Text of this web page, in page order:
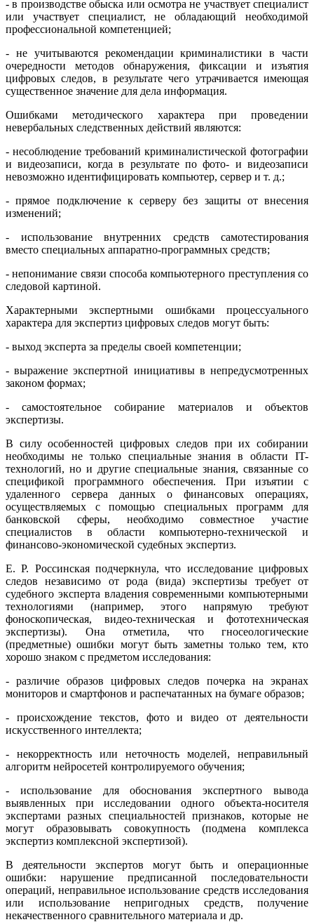
- в производстве обыска или осмотра не участвует специалист
или участвует специалист, не обладающий необходимой
профессиональной компетенцией;
- не учитываются рекомендации криминалистики в части
очередности методов обнаружения, фиксации и изъятия
цифровых следов, в результате чего утрачивается имеющая
существенное значение для дела информация.
Ошибками методического характера при проведении
невербальных следственных действий являются:
- несоблюдение требований криминалистической фотографии
и видеозаписи, когда в результате по фото- и видеозаписи
невозможно идентифицировать компьютер, сервер и т. д.;
- прямое подключение к серверу без защиты от внесения
изменений;
- использование внутренних средств самотестирования
вместо специальных аппаратно-программных средств;
- непонимание связи способа компьютерного преступления со
следовой картиной.
Характерными экспертными ошибками процессуального
характера для экспертиз цифровых следов могут быть:
- выход эксперта за пределы своей компетенции;
- выражение экспертной инициативы в непредусмотренных
законом формах;
- самостоятельное собирание материалов и объектов
экспертизы.
В силу особенностей цифровых следов при их собирании
необходимы не только специальные знания в области IT-
технологий, но и другие специальные знания, связанные со
спецификой программного обеспечения. При изъятии с
удаленного сервера данных о финансовых операциях,
осуществляемых с помощью специальных программ для
банковской сферы, необходимо совместное участие
специалистов в области компьютерно-технической и
финансово-экономической судебных экспертиз.
Е. Р. Россинская подчеркнула, что исследование цифровых
следов независимо от рода (вида) экспертизы требует от
судебного эксперта владения современными компьютерными
технологиями (например, этого напрямую требуют
фоноскопическая, видео-техническая и фототехническая
экспертизы). Она отметила, что гносеологические
(предметные) ошибки могут быть заметны только тем, кто
хорошо знаком с предметом исследования:
- различие образов цифровых следов почерка на экранах
мониторов и смартфонов и распечатанных на бумаге образов;
- происхождение текстов, фото и видео от деятельности
искусственного интеллекта;
- некорректность или неточность моделей, неправильный
алгоритм нейросетей контролируемого обучения;
- использование для обоснования экспертного вывода
выявленных при исследовании одного объекта-носителя
экспертами разных специальностей признаков, которые не
могут образовывать совокупность (подмена комплекса
экспертиз комплексной экспертизой).
В деятельности экспертов могут быть и операционные
ошибки: нарушение предписанной последовательности
операций, неправильное использование средств исследования
или использование непригодных средств, получение
некачественного сравнительного материала и др.